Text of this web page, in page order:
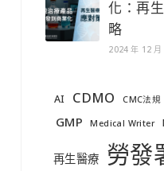
化：再
略
2024 年 12 月
AI CDMO CMC法規
GMP Medical Writer
再生醫療 勞發